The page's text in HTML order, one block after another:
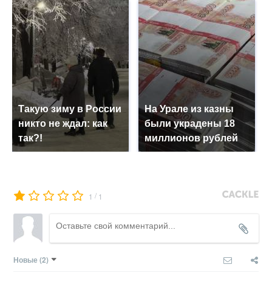
Такую зиму в России
никто не ждал: как
так?!
На Урале из казны
были украдены 18
миллионов рублей
1 / 1
Новые (2)